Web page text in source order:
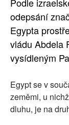
PLNÁ VERZE
odepsání
Egypta
vládu Abdela
vysídleným
Egypt se v
zeměmi, u
dluhu, je na